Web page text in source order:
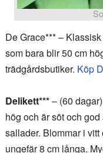
De Grace*** –
som bara blir 50 cm
trädgårdsbutiker. Köp
Delikett***– (60
hög och är söt och
sallader. Blommar i
ungefär 8 cm långa.